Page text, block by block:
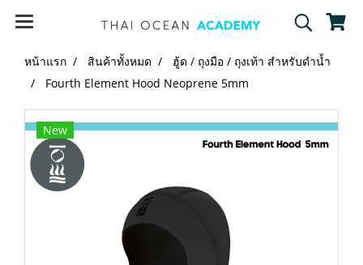
หน้าแรก สินค้าทั้งหมด
ฮู้ด / ถุงมือ / ถุงเท้า สำหรับดำน้ำ
Fourth Element Hood Neoprene 5mm
New